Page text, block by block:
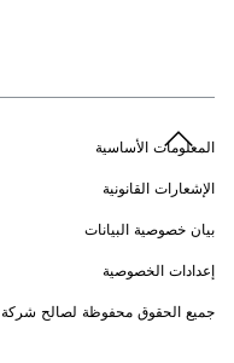
المعلومات الأساسية
الإشعارات القانونية
بيان خصوصية البيانات
إعدادات الخصوصية
جميع الحقوق محفوظة لصالح شركة 2026 ‎© Robert Bosch GmbH